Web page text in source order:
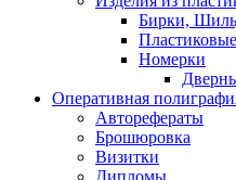
Бирки,
Номерки
Оперативная
Авторефераты
Брошюровка
Визитки
Дипломы